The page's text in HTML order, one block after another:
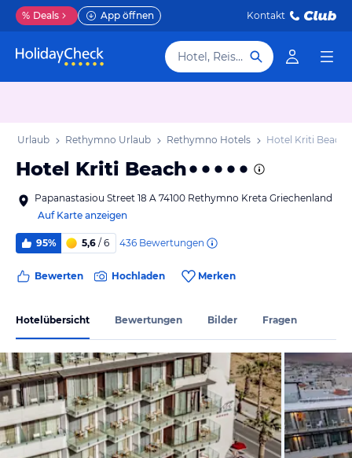
% Deals App öffnen Kontakt
Hotel, Reiseziel
Urlaub Rethymno Urlaub Rethymno Hotels Hotel Kriti Beach
Hotel Kriti Beach
Papanastasiou Street 18 A 74100 Rethymno Kreta Griechenland
Auf Karte anzeigen
95% 5,6 / 6 436 Bewertungen
Bewerten Hochladen Merken
Hotelübersicht Bewertungen Bilder Fragen